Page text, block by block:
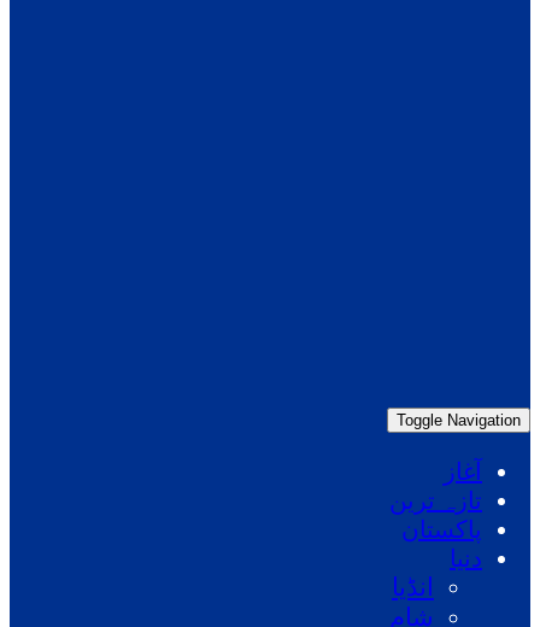
Toggle Navigation
آغاز
تازہ ترین
پاکستان
دنیا
انڈیا
شام